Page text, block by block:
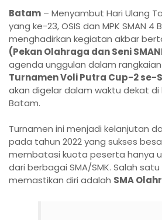
Batam – Menyambut Hari Ulang
yang ke-23, OSIS dan MPK SMAN
menghadirkan kegiatan akbar
(Pekan Olahraga dan Seni
agenda unggulan dalam
Turnamen Voli Putra Cup-2 se-
akan digelar dalam waktu dekat di
Batam.
Turnamen ini menjadi kelanjutan
pada tahun 2022 yang sukses
membatasi kuota peserta hanya
dari berbagai SMA/SMK. Salah
memastikan diri adalah SMA